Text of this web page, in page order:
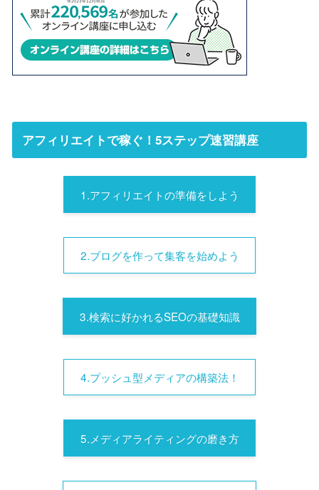
アフィリエイトで稼ぐ！5ステップ速習講座
1.アフィリエイトの準備をしよう
2.ブログを作って集客を始めよう
3.検索に好かれるSEOの基礎知識
4.プッシュ型メディアの構築法！
5.メディアライティングの磨き方